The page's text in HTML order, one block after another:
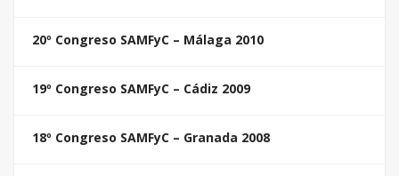
20º Congreso SAMFyC – Málaga 2010
19º Congreso SAMFyC – Cádiz 2009
18º Congreso SAMFyC – Granada 2008